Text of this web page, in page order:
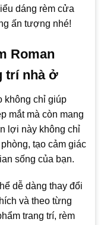
dáng rèm cửa
ấn tượng nhé!
Roman
trí nhà ở
không chỉ giúp
mắt mà còn mang
lợi này không chỉ
tạo cảm giác
sống của bạn.
dễ dàng thay đổi
và theo từng
trang trí, rèm